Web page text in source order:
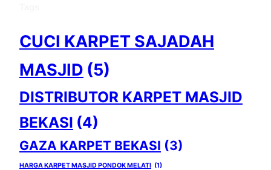
CUCI KARPET SAJADAH
MASJID (5)
DISTRIBUTOR KARPET MASJID
BEKASI (4)
GAZA KARPET BEKASI (3)
HARGA KARPET MASJID PONDOK MELATI (1)